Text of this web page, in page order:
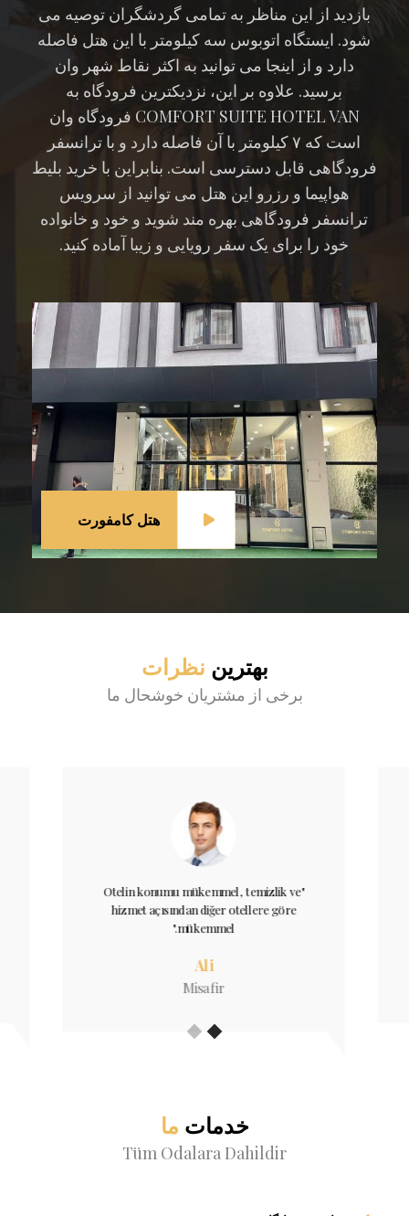
بازدید از این مناظر به تمامی گردشگران توصیه می
شود. ایستگاه اتوبوس سه کیلومتر با این هتل فاصله
دارد و از اینجا می توانید به اکثر نقاط شهر وان
برسید. علاوه بر این، نزدیکترین فرودگاه به
COMFORT SUITE HOTEL VAN فرودگاه وان
است که ۷ کیلومتر با آن فاصله دارد و با ترانسفر
فرودگاهی قابل دسترسی است. بنابراین با خرید بلیط
هواپیما و رزرو این هتل می توانید از سرویس
ترانسفر فرودگاهی بهره مند شوید و خود و خانواده
خود را برای یک سفر رویایی و زیبا آماده کنید.
هتل کامفورت
بهترین نظرات
برخی از مشتریان خوشحال ما
"Otelin konumu mükemmel, temizlik ve
hizmet açısından diğer otellere göre
mükemmel."
Ali
Misafir
خدمات ما
Tüm Odalara Dahildir